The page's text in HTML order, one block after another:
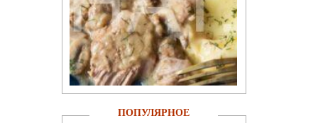
ПОПУЛЯРНОЕ